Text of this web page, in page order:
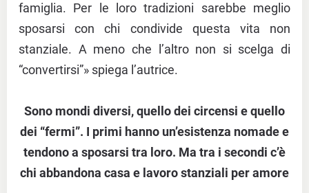
famiglia. Per le loro tradizioni sarebbe meglio
sposarsi con chi condivide questa vita non
stanziale. A meno che l’altro non si scelga di
“convertirsi”» spiega l’autrice.
Sono mondi diversi, quello dei circensi e quello
dei “fermi”. I primi hanno un’esistenza nomade e
tendono a sposarsi tra loro. Ma tra i secondi c’è
chi abbandona casa e lavoro stanziali per amore